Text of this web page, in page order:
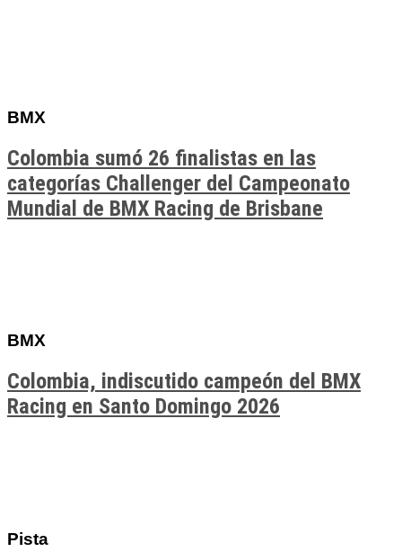
BMX
Colombia sumó 26 finalistas en las
categorías Challenger del Campeonato
Mundial de BMX Racing de Brisbane
BMX
Colombia, indiscutido campeón del BMX
Racing en Santo Domingo 2026
Pista